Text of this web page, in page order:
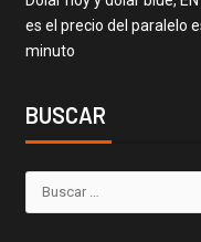
es el precio del paralelo
minuto
BUSCAR